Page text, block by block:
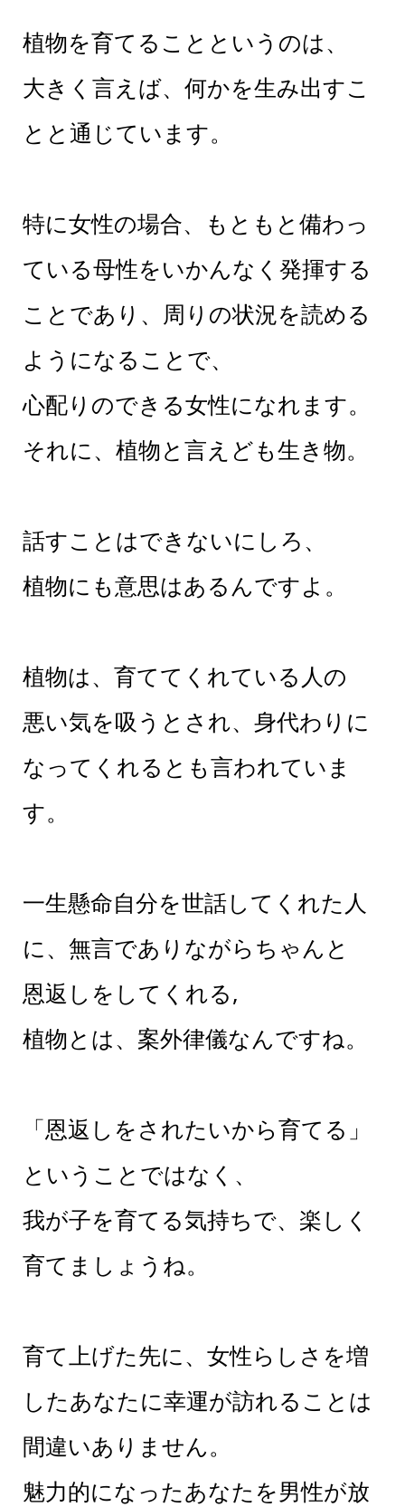
植物を育てることというのは、
大きく言えば、何かを生み出すこ
とと通じています。
特に女性の場合、もともと備わっ
ている母性をいかんなく発揮する
ことであり、周りの状況を読める
ようになることで、
心配りのできる女性になれます。
それに、植物と言えども生き物。
話すことはできないにしろ、
植物にも意思はあるんですよ。
植物は、育ててくれている人の
悪い気を吸うとされ、身代わりに
なってくれるとも言われていま
す。
一生懸命自分を世話してくれた人
に、無言でありながらちゃんと
恩返しをしてくれる,
植物とは、案外律儀なんですね。
「恩返しをされたいから育てる」
ということではなく、
我が子を育てる気持ちで、楽しく
育てましょうね。
育て上げた先に、女性らしさを増
したあなたに幸運が訪れることは
間違いありません。
魅力的になったあなたを男性が放